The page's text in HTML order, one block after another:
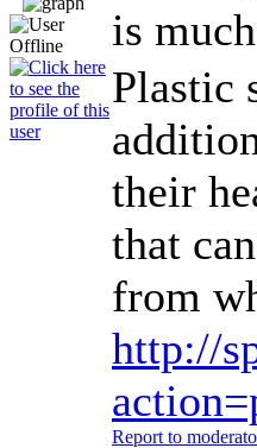
is
Plastic
their
that
from
http://
Report to